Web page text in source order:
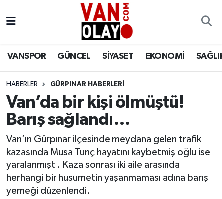
VANSPOR GÜNCEL SİYASET EKONOMİ
HABERLER GÜRPINAR HABERLERİ
Van’da bir kişi ölmüştü!
Barış sağlandı…
Van’ın Gürpınar ilçesinde meydana gelen trafik
kazasında Musa Tunç hayatını kaybetmiş oğlu ise
yaralanmıştı. Kaza sonrası iki aile arasında
herhangi bir husumetin yaşanmaması adına barış
yemeği düzenlendi.
Siyaset
Sağlık
Eğitim
Bilim & Teknoloji
Van Nöbetçi Eczaneler
Van Namaz Vakitleri
Van Trafik Yoğunluk Haritası
Süper Lig Puan Durumu ve Fikstür
Tüm Manşetler
Son Dakika Haberleri